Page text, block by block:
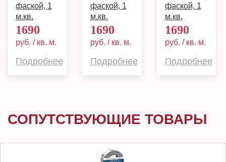
фаской, 1
м.кв.
1690
руб. / кв. м.
Подробнее
фаской, 1
м.кв.
1690
руб. / кв. м.
Подробнее
фаской, 1
м.кв.
1690
руб. / кв. м.
Подробнее
СОПУТСТВУЮЩИЕ ТОВАРЫ